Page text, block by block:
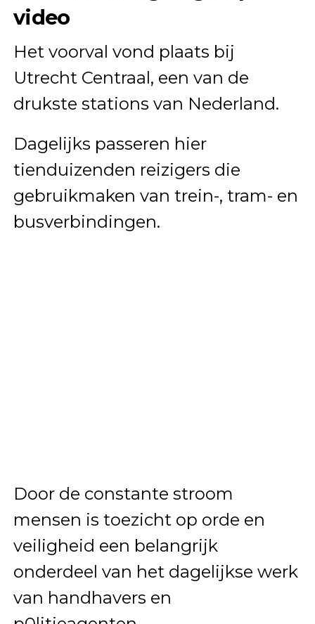
video
Het voorval vond plaats bij
Utrecht Centraal, een van de
drukste stations van Nederland.
Dagelijks passeren hier
tienduizenden reizigers die
gebruikmaken van trein-, tram- en
busverbindingen.
Door de constante stroom
mensen is toezicht op orde en
veiligheid een belangrijk
onderdeel van het dagelijkse werk
van handhavers en